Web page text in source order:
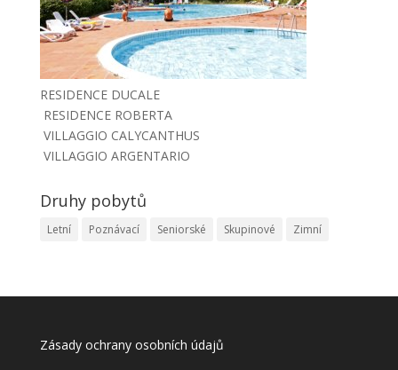
RESIDENCE DUCALE
RESIDENCE ROBERTA
VILLAGGIO CALYCANTHUS
VILLAGGIO ARGENTARIO
Druhy pobytů
Letní Poznávací Seniorské Skupinové Zimní
Zásady ochrany osobních údajů